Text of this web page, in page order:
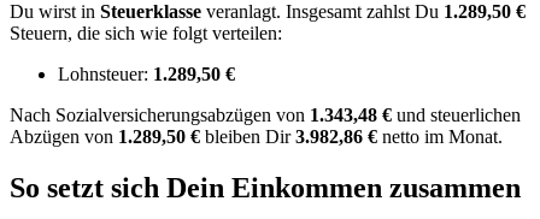
Du wirst in Steuerklasse veranlagt. Insgesamt zahlst Du 1.289,50 €
Steuern, die sich wie folgt verteilen:
Lohnsteuer: 1.289,50 €
Nach Sozialversicherungsabzügen von 1.343,48 € und steuerlichen
Abzügen von 1.289,50 € bleiben Dir3.982,86 € netto im Monat.
So setzt sich Dein Einkommen zusammen